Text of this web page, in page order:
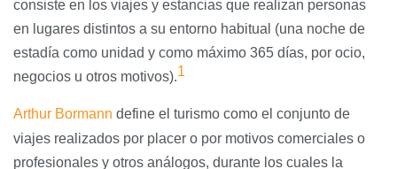
consiste en los viajes y estancias que realizan personas
en lugares distintos a su entorno habitual (una noche de
estadía como unidad y como máximo 365 días, por ocio,
negocios u otros motivos).1
Arthur Bormann define el turismo como el conjunto de
viajes realizados por placer o por motivos comerciales o
profesionales y otros análogos, durante los cuales la